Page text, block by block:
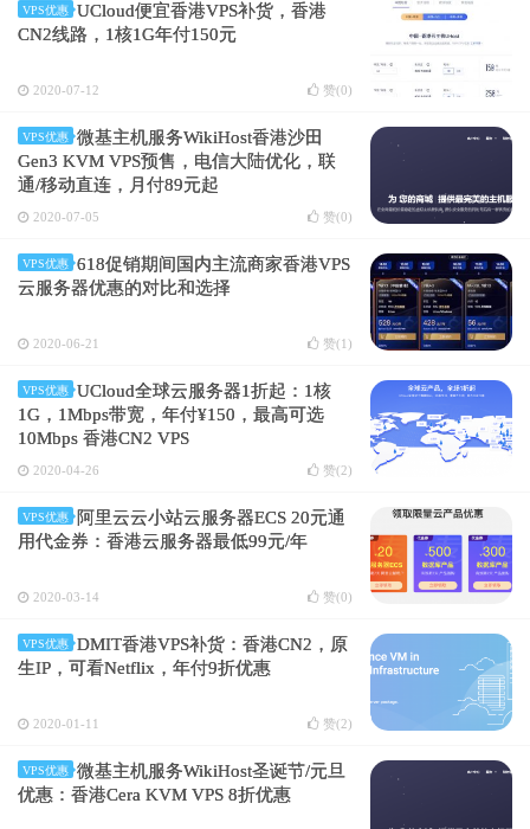
VPS优惠
UCloud便宜香港VPS补货，香港
CN2线路，1核1G年付150元
2020-07-12 赞(0)
VPS优惠
微基主机服务WikiHost香港沙田
Gen3 KVM VPS预售，电信大陆优化，联
通/移动直连，月付89元起
2020-07-05 赞(0)
VPS优惠
618促销期间国内主流商家香港VPS
云服务器优惠的对比和选择
2020-06-21 赞(1 )
VPS优惠
UCloud全球云服务器1折起：1核
1G，1Mbps带宽，年付¥150，最高可选
10Mbps 香港CN2 VPS
2020-04-26 赞(2)
VPS优惠
阿里云云小站云服务器ECS 20元通
用代金券：香港云服务器最低99元/年
2020-03-14 赞(0)
VPS优惠
DMIT香港VPS补货：香港CN2，原
生IP，可看Netflix，年付9折优惠
2020-01-11 赞(2)
VPS优惠
微基主机服务WikiHost圣诞节/元旦
优惠：香港Cera KVM VPS 8折优惠